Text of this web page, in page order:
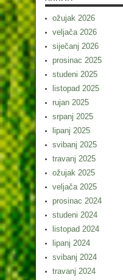
ožujak 2026
veljača 2026
siječanj 2026
prosinac 2025
studeni 2025
listopad 2025
rujan 2025
srpanj 2025
lipanj 2025
svibanj 2025
travanj 2025
ožujak 2025
veljača 2025
prosinac 2024
studeni 2024
listopad 2024
lipanj 2024
svibanj 2024
travanj 2024